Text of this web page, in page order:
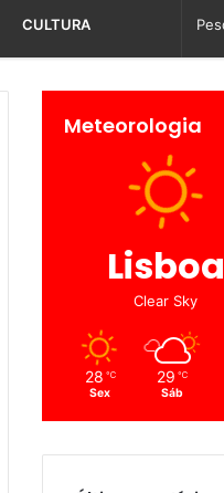
CULTURA
Meteorologia
Lisboa
Clear Sky
28 ℃
Sex
29 ℃
Sáb